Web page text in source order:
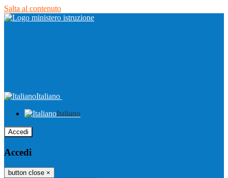
Salta al contenuto
Italiano
Italiano
Accedi
Accedi
button close ×